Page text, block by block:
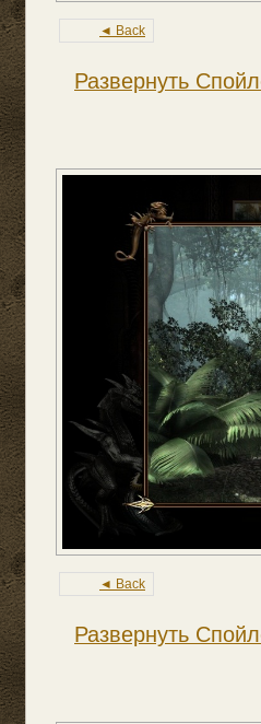
◄ Back
Развернуть
◄ Back
Развернуть